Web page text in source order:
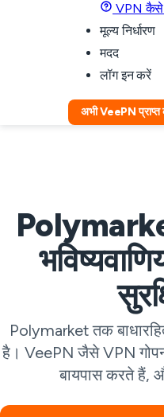
VPN कैसे
मूल्य निर्धारण
मदद
लॉग इन करें
अभी VeePN प्राप्त
Polymarket तक
है। VeePN जैसे VPN
बायपास करते